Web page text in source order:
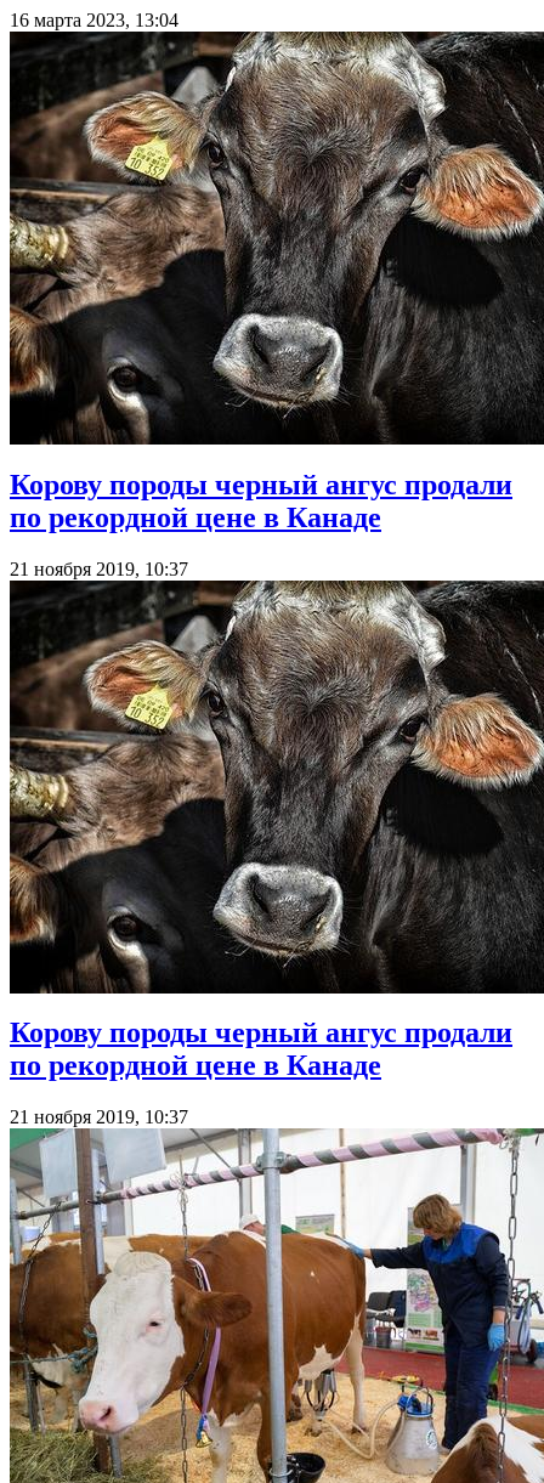
16 марта 2023, 13:04
Корову породы черный ангус продали
по рекордной цене в Канаде
21 ноября 2019, 10:37
Корову породы черный ангус продали
по рекордной цене в Канаде
21 ноября 2019, 10:37